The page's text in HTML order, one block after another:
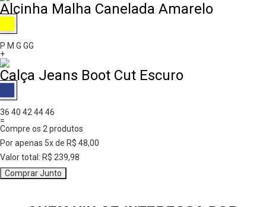
Alcinha Malha Canelada Amarelo
P M G GG
+
Calça Jeans Boot Cut Escuro
36 40 42 4446
=
Compre os 2 produtos
Por apenas 5x de R$ 48,00
Valor total: R$ 239,98
Comprar Junto